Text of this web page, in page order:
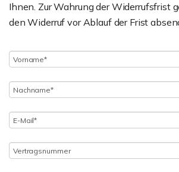
Ihnen. Zur Wahrung der Widerrufsfrist
den Widerruf vor Ablauf der Frist